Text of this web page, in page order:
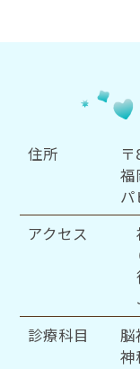
住所
福
パ
アクセス
診療科目
脳
神